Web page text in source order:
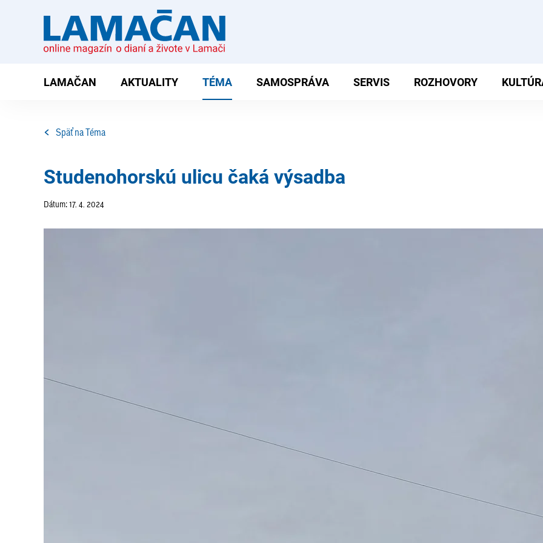
LAMAČAN AKTUALITY TÉMA SAMOSPRÁVA SERVIS ROZHOVORY
Späť na Téma
Studenohorskú ulicu čaká výsadba
Dátum: 17. 4. 2024